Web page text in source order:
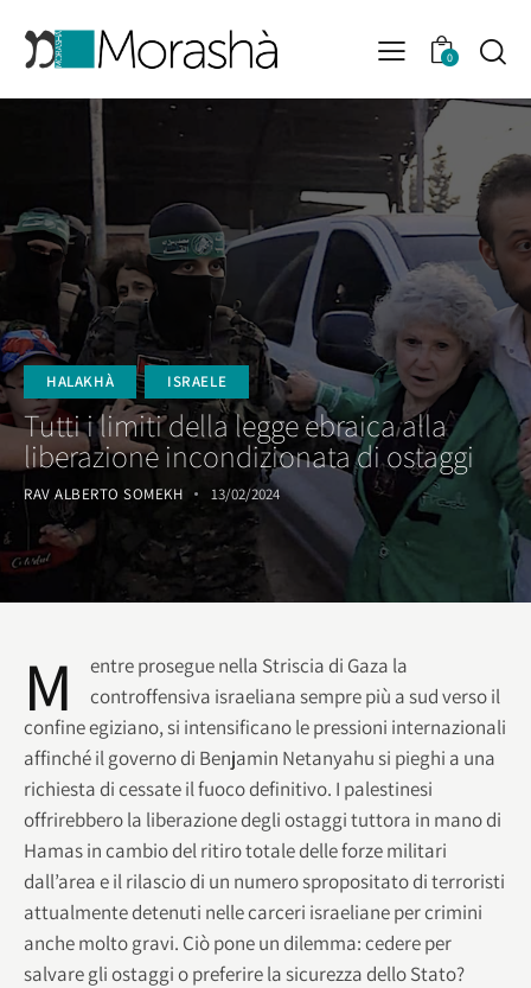
0
HALAKHÀ ISRAELE
Tutti i limiti della legge ebraica alla
liberazione incondizionata di ostaggi
RAV ALBERTO SOMEKH 13/02/2024
M
entre prosegue nella Striscia di Gaza la
controffensiva israeliana sempre più a sud verso il
confine egiziano, si intensificano le pressioni internazionali
affinché il governo di Benjamin Netanyahu si pieghi a una
richiesta di cessate il fuoco definitivo. I palestinesi
offrirebbero la liberazione degli ostaggi tuttora in mano di
Hamas in cambio del ritiro totale delle forze militari
dall’area e il rilascio di un numero spropositato di terroristi
attualmente detenuti nelle carceri israeliane per crimini
anche molto gravi. Ciò pone un dilemma: cedere per
salvare gli ostaggi o preferire la sicurezza dello Stato?